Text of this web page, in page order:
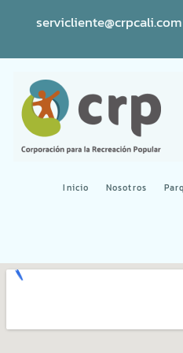
servicliente@crpcali.com
Inicio Nosotros